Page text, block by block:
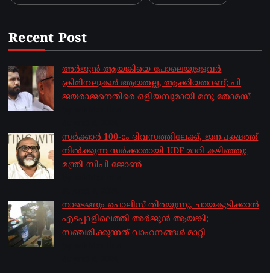
Recent Post
അർജുൻ ആയങ്കിയെ പോലെയുള്ളവർ
ക്രിമിനലുകൾ ആയതല്ല, ആക്കിയതാണ്; പി
ജയരാജനെതിരെ ഒളിയമ്പുമായി മനു തോമസ്
സർക്കാർ 100-ാം ദിവസത്തിലേക്ക്, ജനപക്ഷത്ത്
നിൽക്കുന്ന സർക്കാരായി UDF മാറി കഴിഞ്ഞു;
മന്ത്രി സിപി ജോൺ
നാടെങ്ങും പൊലീസ് തിരയുന്നു, ചായകുടിക്കാൻ
എടപ്പാളിലെത്തി അർജുൻ ആയങ്കി;
സഞ്ചരിക്കുന്നത് വാഹനങ്ങൾ മാറ്റി